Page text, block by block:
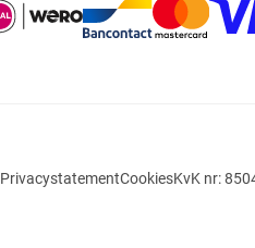
PrivacystatementCookiesKvK nr: